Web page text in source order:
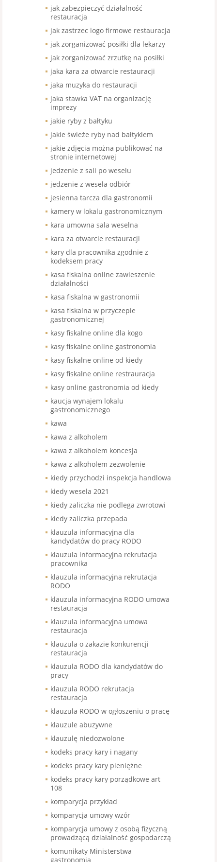
jak zabezpieczyć działalność
restauracja
jak zastrzec logo firmowe restauracja
jak zorganizować posiłki dla lekarzy
jak zorganizować zrzutkę na posiłki
jaka kara za otwarcie restauracji
jaka muzyka do restauracji
jaka stawka VAT na organizację
imprezy
jakie ryby z bałtyku
jakie świeże ryby nad bałtykiem
jakie zdjęcia można publikować na
stronie internetowej
jedzenie z sali po weselu
jedzenie z wesela odbiór
jesienna tarcza dla gastronomii
kamery w lokalu gastronomicznym
kara umowna sala weselna
kara za otwarcie restauracji
kary dla pracownika zgodnie z
kodeksem pracy
kasa fiskalna online zawieszenie
działalności
kasa fiskalna w gastronomii
kasa fiskalna w przyczepie
gastronomicznej
kasy fiskalne online dla kogo
kasy fiskalne online gastronomia
kasy fiskalne online od kiedy
kasy fiskalne online restrauracja
kasy online gastronomia od kiedy
kaucja wynajem lokalu
gastronomicznego
kawa
kawa z alkoholem
kawa z alkoholem koncesja
kawa z alkoholem zezwolenie
kiedy przychodzi inspekcja handlowa
kiedy wesela 2021
kiedy zaliczka nie podlega zwrotowi
kiedy zaliczka przepada
klauzula informacyjna dla
kandydatów do pracy RODO
klauzula informacyjna rekrutacja
pracownika
klauzula informacyjna rekrutacja
RODO
klauzula informacyjna RODO umowa
restauracja
klauzula informacyjna umowa
restauracja
klauzula o zakazie konkurencji
restauracja
klauzula RODO dla kandydatów do
pracy
klauzula RODO rekrutacja
restauracja
klauzula RODO w ogłoszeniu o pracę
klauzule abuzywne
klauzulę niedozwolone
kodeks pracy kary i nagany
kodeks pracy kary pieniężne
kodeks pracy kary porządkowe art
108
komparycja przykład
komparycja umowy wzór
komparycja umowy z osobą fizyczną
prowadzącą działalność gospodarczą
komunikaty Ministerstwa
gastronomia